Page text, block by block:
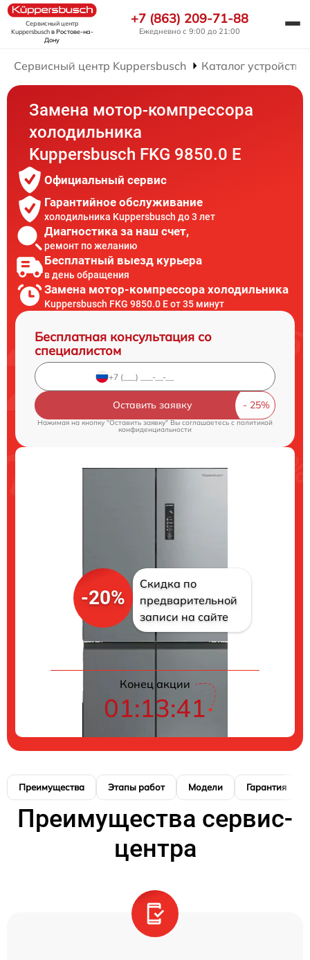
Сервисный центр
Kuppersbuschв Ростове-на-
Дону
+7 (863) 209-71-88
Ежедневно с 9:00 до 21:00
Сервисный центр Kuppersbusch Каталог устройств
Замена мотор-компрессора
холодильника
Kuppersbusch FKG 9850.0 E
Официальный сервис
Гарантийное обслуживание
холодильника Kuppersbusch до 3 лет
Диагностика за наш счет,
ремонт по желанию
Бесплатный выезд курьера
в день обращения
Замена мотор-компрессора холодильника
Kuppersbusch FKG 9850.0 E от 35 минут
Бесплатная консультация со
специалистом
Оставить заявку
Нажимая на кнопку "Оставить заявку" Вы соглашаетесь c политикой
конфиденциальности
-20%
Скидка по
предварительной
записи на сайте
Конец акции
01:13:40
Преимущества Этапы работ Модели Гарантия
Преимущества сервис-
центра